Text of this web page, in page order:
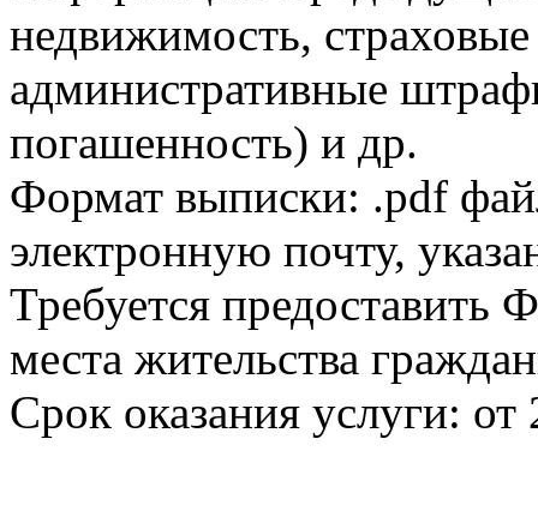
недвижимость,
административные
погашенность) и др.
Формат выписки: .pdf
электронную почту,
Требуется
места жительства
Срок оказания услуги: от